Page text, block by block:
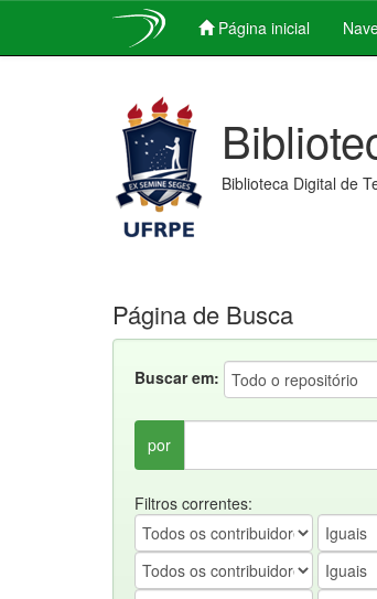
Página inicial
Biblioteca Digital de
Página de Busca
Buscar em:
por
Filtros correntes: